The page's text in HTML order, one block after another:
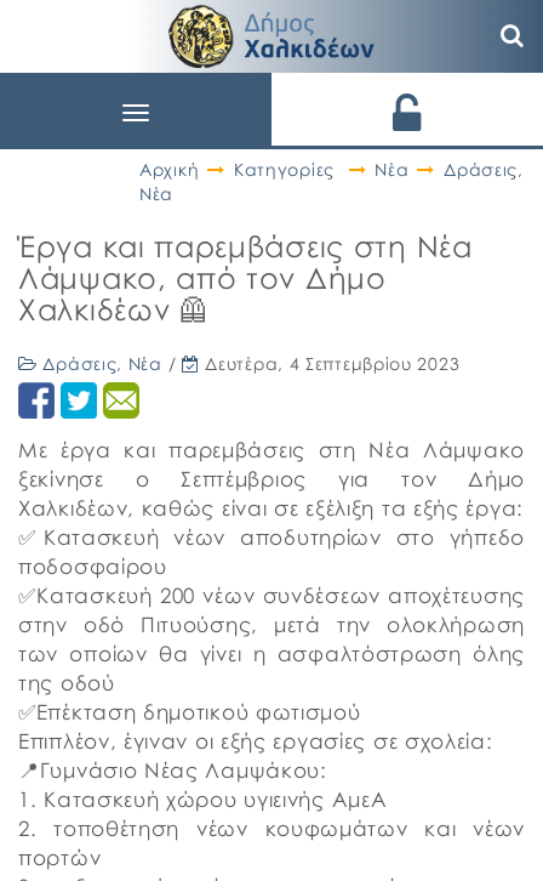
Toggle
Αρχική
Κατηγορίες Νέα Δράσεις,
Νέα
Έργα και παρεμβάσεις στη Νέα
Λάμψακο, από τον Δήμο
Χαλκιδέων 🦺
Δράσεις, Νέα / Δευτέρα, 4 Σεπτεμβρίου 2023
Με έργα και παρεμβάσεις στη Νέα Λάμψακο
ξεκίνησε ο Σεπτέμβριος για τον Δήμο
Χαλκιδέων, καθώς είναι σε εξέλιξη τα εξής έργα:
✅Κατασκευή νέων αποδυτηρίων στο γήπεδο
ποδοσφαίρου
✅Κατασκευή 200 νέων συνδέσεων αποχέτευσης
στην οδό Πιτυούσης, μετά την ολοκλήρωση
των οποίων θα γίνει η ασφαλτόστρωση όλης
της οδού
✅Επέκταση δημοτικού φωτισμού
Επιπλέον, έγιναν οι εξής εργασίες σε σχολεία:
📍Γυμνάσιο Νέας Λαμψάκου:
1. Κατασκευή χώρου υγιεινής ΑμεΑ
2. τοποθέτηση νέων κουφωμάτων και νέων
πορτών